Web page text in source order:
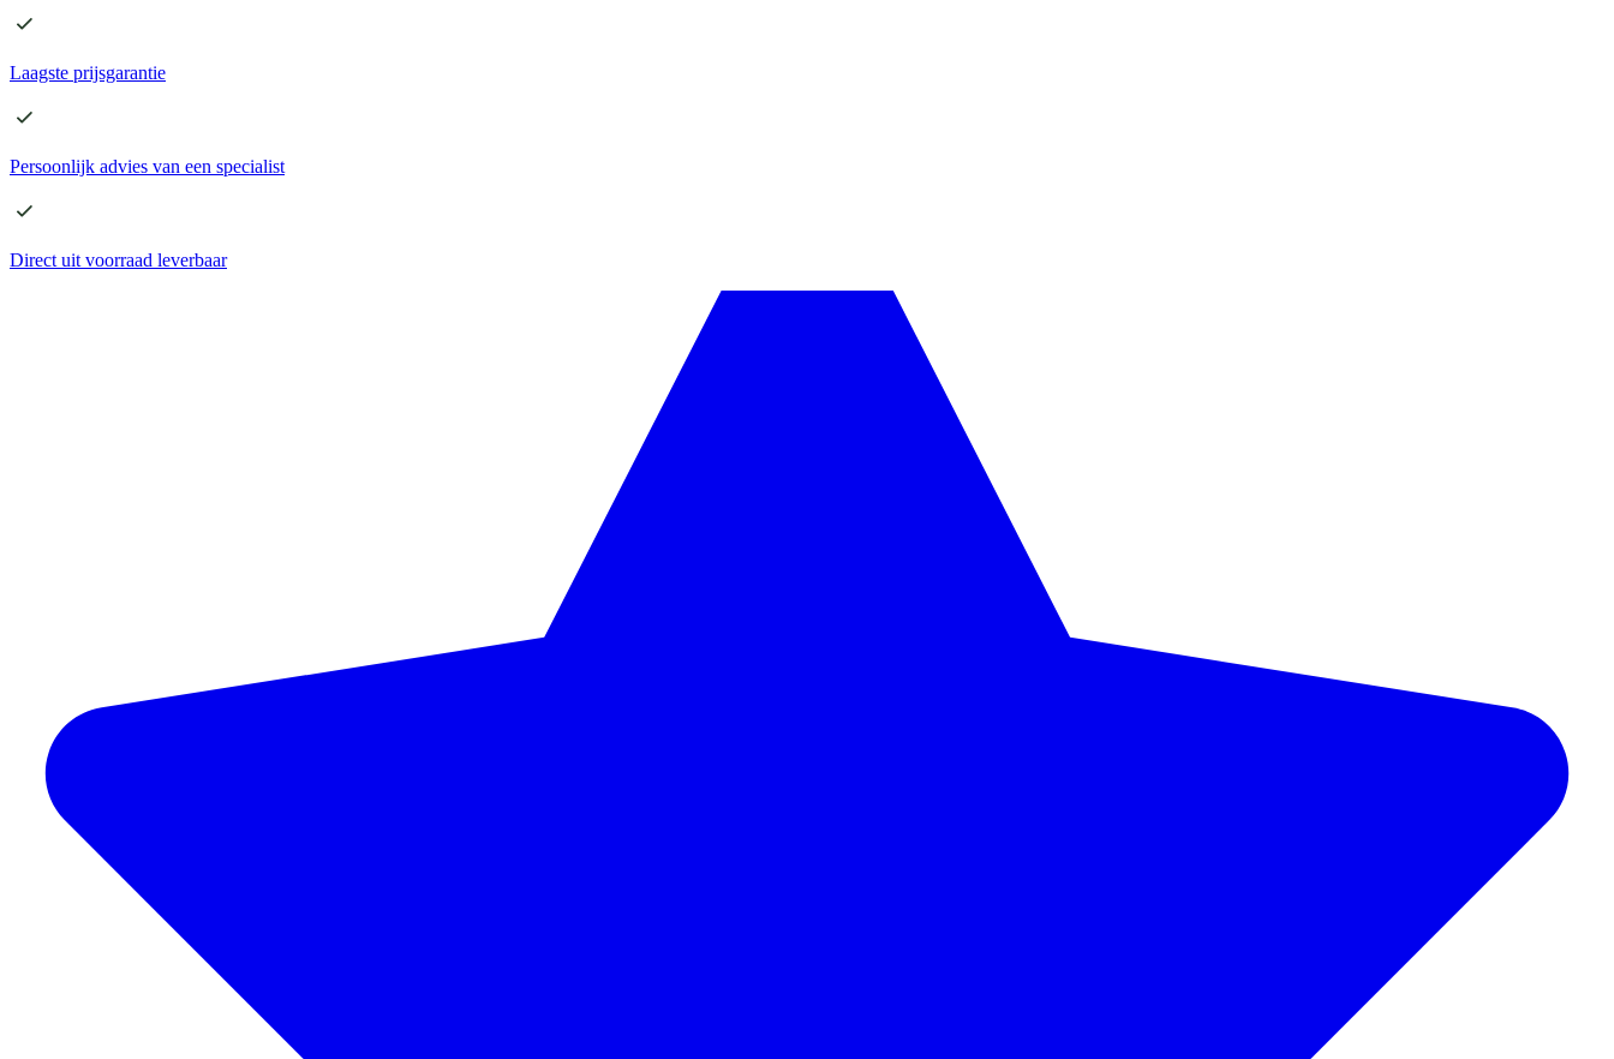
Laagste prijsgarantie
Persoonlijk advies van een specialist
Direct uit voorraad leverbaar